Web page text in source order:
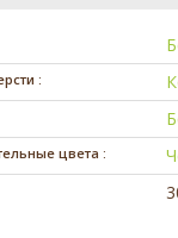
:
цвета :